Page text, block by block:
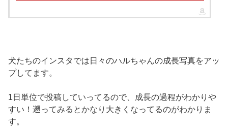
犬たちのインスタでは日々のハルちゃんの成長写真をアッ
プしてます。
1日単位で投稿していってるので、成長の過程がわかりや
すい！遡ってみるとかなり大きくなってるのがわかりま
す。